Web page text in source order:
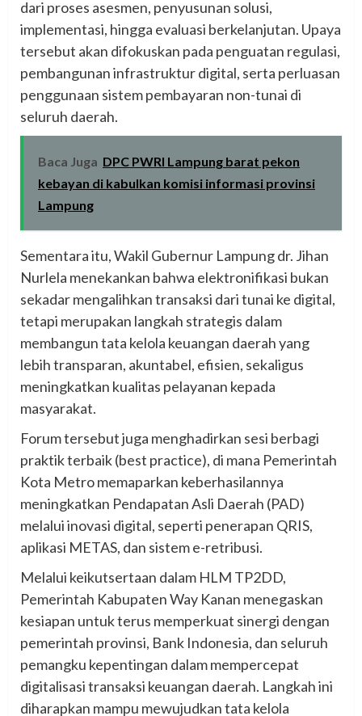
dari proses asesmen, penyusunan solusi,
implementasi, hingga evaluasi berkelanjutan. Upaya
tersebut akan difokuskan pada penguatan regulasi,
pembangunan infrastruktur digital, serta perluasan
penggunaan sistem pembayaran non-tunai di
seluruh daerah.
Baca Juga DPC PWRI Lampung barat pekon
kebayan di kabulkan komisi informasi provinsi
Lampung
Sementara itu, Wakil Gubernur Lampung dr. Jihan
Nurlela menekankan bahwa elektronifikasi bukan
sekadar mengalihkan transaksi dari tunai ke digital,
tetapi merupakan langkah strategis dalam
membangun tata kelola keuangan daerah yang
lebih transparan, akuntabel, efisien, sekaligus
meningkatkan kualitas pelayanan kepada
masyarakat.
Forum tersebut juga menghadirkan sesi berbagi
praktik terbaik (best practice), di mana Pemerintah
Kota Metro memaparkan keberhasilannya
meningkatkan Pendapatan Asli Daerah (PAD)
melalui inovasi digital, seperti penerapan QRIS,
aplikasi METAS, dan sistem e-retribusi.
Melalui keikutsertaan dalam HLM TP2DD,
Pemerintah Kabupaten Way Kanan menegaskan
kesiapan untuk terus memperkuat sinergi dengan
pemerintah provinsi, Bank Indonesia, dan seluruh
pemangku kepentingan dalam mempercepat
digitalisasi transaksi keuangan daerah. Langkah ini
diharapkan mampu mewujudkan tata kelola